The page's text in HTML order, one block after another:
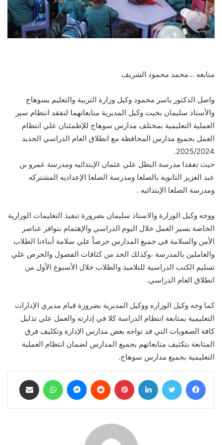
متابعه …محمد محمود الشريف
واصل الدكتور ياسر محمود وكيل وزارة التربية والتعليم بسوهاج
والأستاذ سليمان بخيت وكيل المديرية متابعاتهما لتفقد انتظام سير
العملية التعليمية بمختلف مدارس سوهاج للإطمئنان علي انتظام
العمل بجميع مدارس المحافظة مع انطلاق العام الدراسي الجديد
2025/2024.
حيث تفقدا مدرسة البطل علي عثمان الإبتدائيه ومدرسة عمرو بن
عبد العزيز الثانوية بالصلعا ومدرسة الصلعا الإعداديه المشتركه
ومدرسة الصلعا الإبتدائيه .
ووجه وكيل الوزارة والاستاذ سليمان بضرورة تنفيذ التعليمات الوزارية
الخاصة بسير العمل خلال اليوم الدراسي والإهتمام بتوافر عناصر
الأمن والسلامة في جميع المدارس حرصاً علي سلامة أبناءنا الطلاب
والعاملين بالمدرسة ،وكذلك الحد من كثافات الفصول والحرص علي
تسليم الكتب الدراسية للتلاميذ والطلاب خلال الأسبوع الأول من
انطلاق العام الدراسي.
كما وجه وكيل الوزاره ووكيل المديرية بضرورة قيام مديري الإدارات
التعليمية بمتابعة انتظام الدراسة كلا في إدارته والعمل علي تذليل
كافة الصعوبات التي قد تواجه بعض مدارس الإدارة وتكليف فرق
المتابعة بتكثيف متابعاتهم بجميع المدارس لضمان انتظام العملية
التعليمية بجميع مدارس سوهاج.
فيسبوك تويتر لينكدإن بينتيريست ماسنجر واتساب